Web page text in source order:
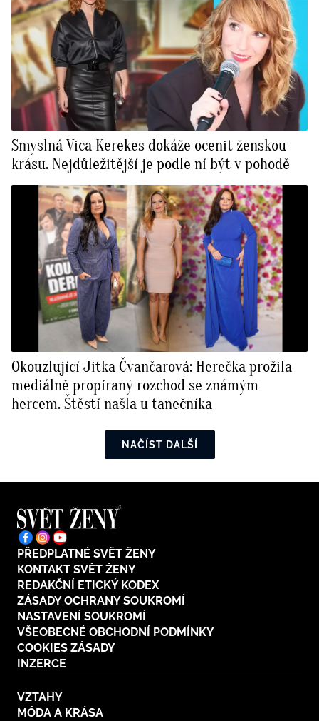
Smyslná Vica Kerekes dokáže ocenit ženskou
krásu. Nejdůležitější je podle ní být v pohodě
Okouzlující Jitka Čvančarová: Herečka prožila
mediálně propíraný rozchod se známým
hercem. Štěstí našla u tanečníka
NAČÍST DALŠÍ
PŘEDPLATNÉ SVĚT ŽENY
KONTAKT SVĚT ŽENY
REDAKČNÍ ETICKÝ KODEX
ZÁSADY OCHRANY SOUKROMÍ
NASTAVENÍ SOUKROMÍ
VŠEOBECNÉ OBCHODNÍ PODMÍNKY
COOKIES ZÁSADY
INZERCE
VZTAHY
MÓDA A KRÁSA